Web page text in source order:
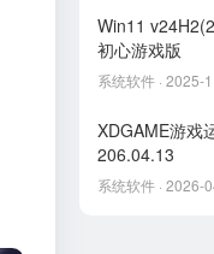
Win11
初心游戏版
系统软件 · 2025-
XDGAME游戏
206.04.13
系统软件 · 2026-